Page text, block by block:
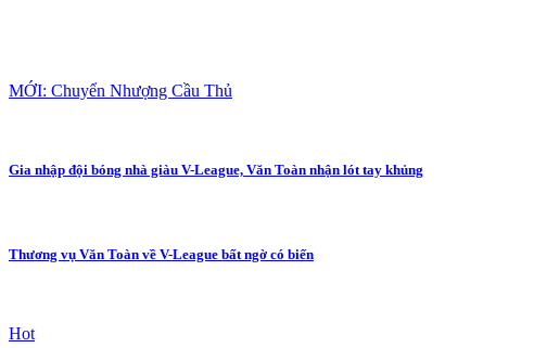
MỚI: Chuyển Nhượng Cầu Thủ
Gia nhập đội bóng nhà giàu V-League, Văn Toàn nhận lót tay khủng
Thương vụ Văn Toàn về V-League bất ngờ có biến
Hot